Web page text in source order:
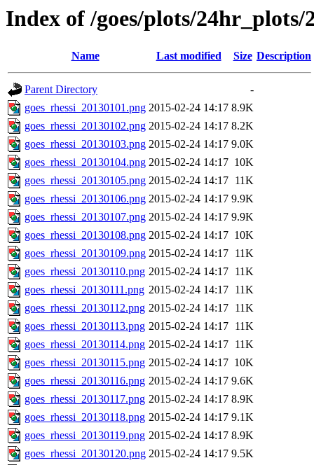
Index of /goes/plots/24hr_plots/
Name Last modified Size Description
Parent Directory
-
goes_rhessi_20130101.png 2015-02-24 14:17 8.9K
goes_rhessi_20130102.png 2015-02-24 14:17 8.2K
goes_rhessi_20130103.png 2015-02-24 14:17 9.0K
goes_rhessi_20130104.png 2015-02-24 14:17 10K
goes_rhessi_20130105.png 2015-02-24 14:17 11K
goes_rhessi_20130106.png 2015-02-24 14:17 9.9K
goes_rhessi_20130107.png 2015-02-24 14:17 9.9K
goes_rhessi_20130108.png 2015-02-24 14:17 10K
goes_rhessi_20130109.png 2015-02-24 14:17 11K
goes_rhessi_20130110.png 2015-02-24 14:17 11K
goes_rhessi_20130111.png 2015-02-24 14:17 11K
goes_rhessi_20130112.png 2015-02-24 14:17 11K
goes_rhessi_20130113.png 2015-02-24 14:17 11K
goes_rhessi_20130114.png 2015-02-24 14:17 11K
goes_rhessi_20130115.png 2015-02-24 14:17 10K
goes_rhessi_20130116.png 2015-02-24 14:17 9.6K
goes_rhessi_20130117.png 2015-02-24 14:17 8.9K
goes_rhessi_20130118.png 2015-02-24 14:17 9.1K
goes_rhessi_20130119.png 2015-02-24 14:17 8.9K
goes_rhessi_20130120.png 2015-02-24 14:17 9.5K